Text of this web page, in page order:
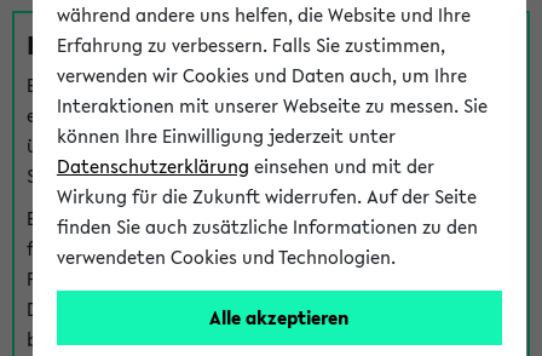
Fragen zu einzelnen Veranstaltungen
Bei inhaltlichen und organisatorischen Fragen zu
einzelnen Veranstaltungen finden Sie Ansprechpersonen
über denFragen-Link bei jeder Veranstaltung. Der BIS
Support kann hier meist keine direkte Hilfe leisten.
Bei Veranstaltungen mit eKVV Teilnahmemanagement
finden Sie eine Auskunft über die Personen, die Ihre
Platzzuteilung im eKVV eingetragen haben, auf der
Detailseite zum Teilnahmemanagement der
betreffenden Veranstaltung.
während andere uns helfen, die Website und Ihre
Erfahrung zu verbessern. Falls Sie zustimmen,
verwenden wir Cookies und Daten auch, um Ihre
Interaktionen mit unserer Webseite zu messen. Sie
können Ihre Einwilligung jederzeit unter
Datenschutzerklärung einsehen und mit der
Wirkung für die Zukunft widerrufen. Auf der Seite
finden Sie auch zusätzliche Informationen zu den
verwendeten Cookies und Technologien.
Alle akzeptieren